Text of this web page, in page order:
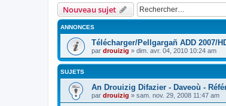
Nouveau sujet
ANNONCES
Télécharger/Pellgargañ ADD 2007/
par drouizig » dim. avr. 04, 2010 10:24 am
SUJETS
An Drouizig Difazier - Daveoù -
par drouizig » sam. nov. 29, 2008 11:47 am